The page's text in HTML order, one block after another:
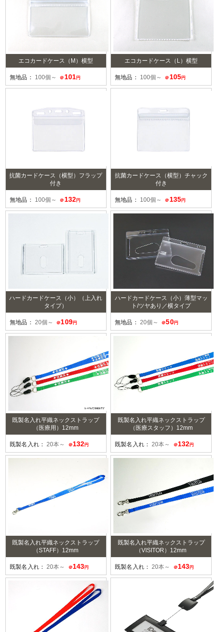
エコカードケース（M）横型
無地品： 100個～ ＠ 101円
エコカードケース（L）横型
無地品： 100個～ ＠ 105円
抗菌カードケース（横型）フラップ
付き
無地品： 100個～ ＠ 132円
抗菌カードケース（横型）チャック
付き
無地品： 100個～ ＠ 135円
ハードカードケース（小）（上入れ
タイプ）
無地品： 20個～ ＠ 109円
ハードカードケース（小）薄型マッ
ト/ツヤあり／横タイプ
無地品： 20個～ ＠50円
既製名入れ平織ネックストラップ
（医療用）12mm
既製名入れ： 20本～ ＠132円
既製名入れ平織ネックストラップ
（医療スタッフ）12mm
既製名入れ： 20本～ ＠132 円
既製名入れ平織ネックストラップ
（STAFF）12mm
既製名入れ： 20本～ ＠143円
既製名入れ平織ネックストラップ
（VISITOR）12mm
既製名入れ： 20本～ ＠143 円